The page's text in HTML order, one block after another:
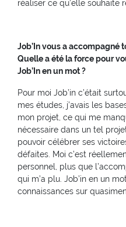
réaliser ce qu’elle souhaite
Job’In vous a accompagné
Quelle a été la force pour
Job’In en un mot ?
Pour moi Job’in c’était
mes études, j’avais les
mon projet, ce qui me
nécessaire dans un tel
pouvoir célébrer ses
défaites. Moi c’est
personnel, plus que
qui m’a plu. Job’in en un
connaissances sur